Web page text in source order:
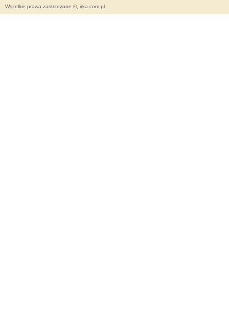
Wszelkie prawa zastrzeżone ©, irka.com.pl